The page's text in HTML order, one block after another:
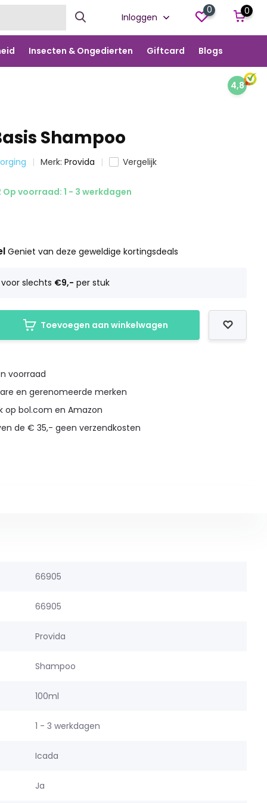
Inloggen
0 0
Insecten & Ongedierten Giftcard Blogs
4,8
Shampoo
Merk:Provida Vergelijk
Op voorraad: 1 - 3 werkdagen
Geniet van deze geweldige kortingsdeals
slechts €9,- per stuk
Toevoegen aan winkelwagen
voorraad
en gerenomeerde merken
op bol.com en Amazon
de € 35,- geen verzendkosten
66905
66905
Provida
Shampoo
100ml
1 - 3 werkdagen
Icada
Ja